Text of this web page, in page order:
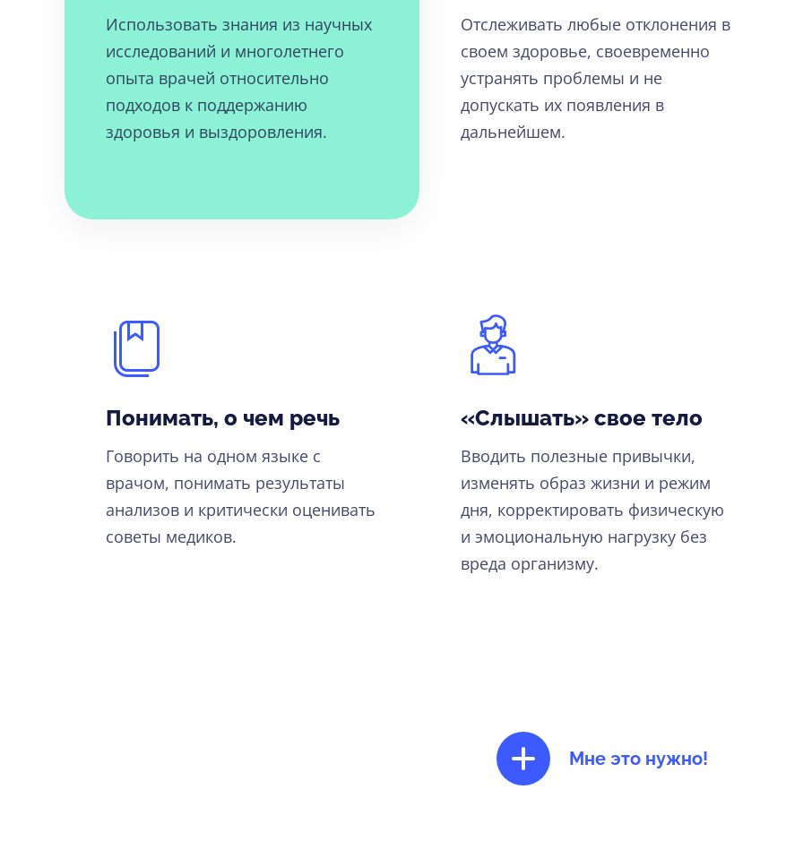
Использовать знания из научных
исследований и многолетнего
опыта врачей относительно
подходов к поддержанию
здоровья и выздоровления.
Отслеживать любые отклонения в
своем здоровье, своевременно
устранять проблемы и не
допускать их появления в
дальнейшем.
Понимать, о чем речь
Говорить на одном языке с
врачом, понимать результаты
анализов и критически оценивать
советы медиков.
«Слышать» свое тело
Вводить полезные привычки,
изменять образ жизни и режим
дня, корректировать физическую
и эмоциональную нагрузку без
вреда организму.
Мне это нужно!